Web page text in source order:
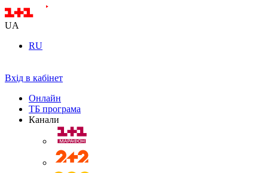
UA
RU
Вхід в кабінет
Онлайн
ТБ програма
Канали